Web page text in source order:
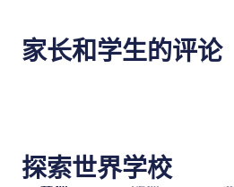
家长和学生的评论
探索世界学校